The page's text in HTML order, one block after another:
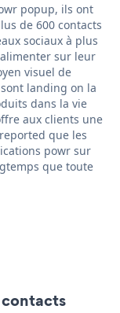
popup, ils ont
de 600 contacts
sociaux à plus
sur leur
visuel de
landing on la
dans la vie
aux clients une
que les
powr sur
que toute